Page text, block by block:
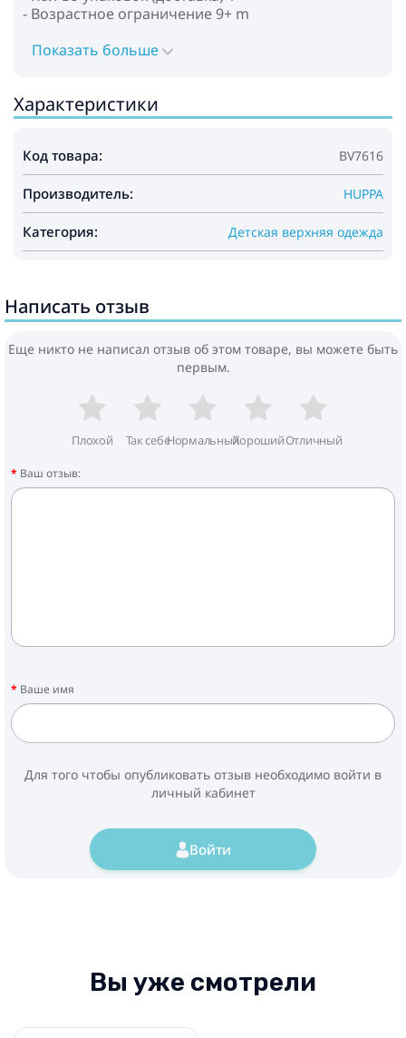
- Возрастное ограничение 9+ m
Показать больше
Характеристики
Код товара: BV7616
Производитель: HUPPA
Категория: Детская верхняя одежда
Написать отзыв
Еще никто не написал отзыв об этом товаре, вы можете быть
первым.
Плохой Так себеНормальныйХорошийОтличный
Ваш отзыв:
Ваше имя
Для того чтобы опубликовать отзыв необходимо войти в
личный кабинет
Войти
Вы уже смотрели